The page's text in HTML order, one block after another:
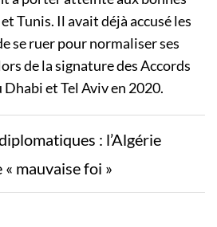
Tunis. Il avait déjà accusé les
se ruer pour normaliser ses
de la signature des Accords
et Tel Aviv en 2020.
: l’Algérie
« mauvaise foi »